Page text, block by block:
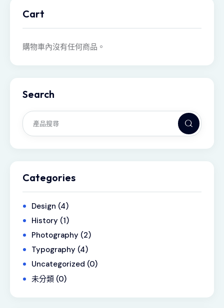
Cart
購物車內沒有任何商品。
Search
Categories
Design (4)
History (1)
Photography (2)
Typography (4)
Uncategorized (0)
未分類 (0)